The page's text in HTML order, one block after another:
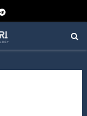
Telegram